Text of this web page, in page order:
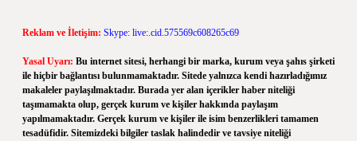
Reklam ve İletişim: Skype: live:.cid.575569c608265c69
Yasal Uyarı: Bu internet sitesi, herhangi bir marka, kurum veya şahıs şirketi
ile hiçbir bağlantısı bulunmamaktadır. Sitede yalnızca kendi hazırladığımız
makaleler paylaşılmaktadır. Burada yer alan içerikler haber niteliği
taşımamakta olup, gerçek kurum ve kişiler hakkında paylaşım
yapılmamaktadır. Gerçek kurum ve kişiler ile isim benzerlikleri tamamen
tesadüfidir. Sitemizdeki bilgiler taslak halindedir ve tavsiye niteliği